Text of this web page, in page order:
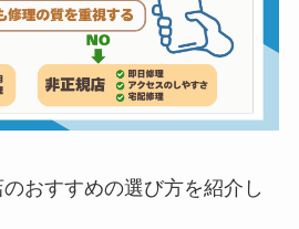
おすすめの選び方を紹介し